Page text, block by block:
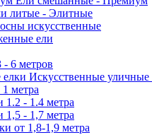
литые - Элитные
искусственные
ели
- 6 метров
Искусственные уличные
метра
1.2 - 1.4 метра
1,5 - 1,7 метра
от 1,8-1,9 метра